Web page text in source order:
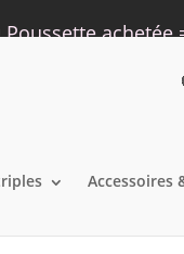
Poussette
Accessoires